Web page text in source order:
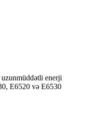
enerji
E6520 və E6530